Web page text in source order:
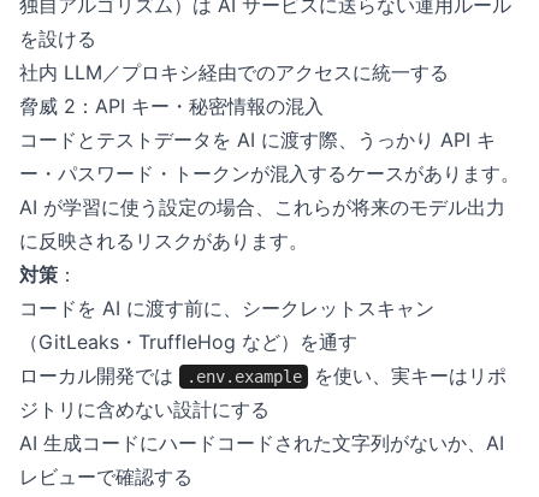
独自アルゴリズム）は AI サービスに送らない運用ルール
を設ける
社内 LLM／プロキシ経由でのアクセスに統一する
脅威 2：API キー・秘密情報の混入
コードとテストデータを AI に渡す際、うっかり API キ
ー・パスワード・トークンが混入するケースがあります。
AI が学習に使う設定の場合、これらが将来のモデル出力
に反映されるリスクがあります。
対策 ：
コードを AI に渡す前に、シークレットスキャン
（GitLeaks・TruffleHog など）を通す
ローカル開発では
.env.example
を使い、実キーはリポ
ジトリに含めない設計にする
AI 生成コードにハードコードされた文字列がないか、AI
レビューで確認する